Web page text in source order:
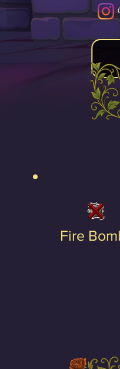
Fire